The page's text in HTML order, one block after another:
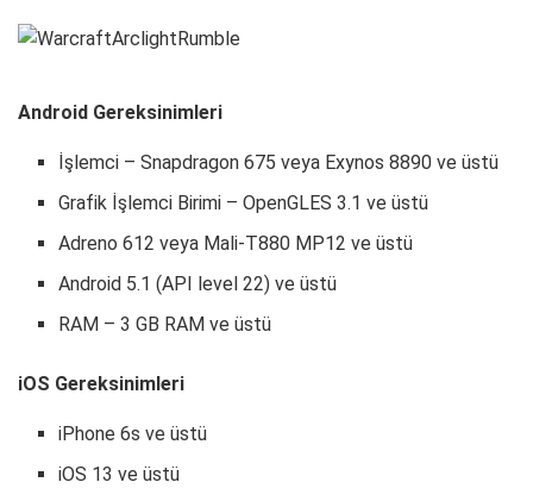
Android Gereksinimleri
İşlemci – Snapdragon 675 veya Exynos 8890 ve üstü
Grafik İşlemci Birimi – OpenGLES 3.1 ve üstü
Adreno 612 veya Mali-T880 MP12 ve üstü
Android 5.1 (API level 22) ve üstü
RAM – 3 GB RAM ve üstü
iOS Gereksinimleri
iPhone 6s ve üstü
iOS 13 ve üstü